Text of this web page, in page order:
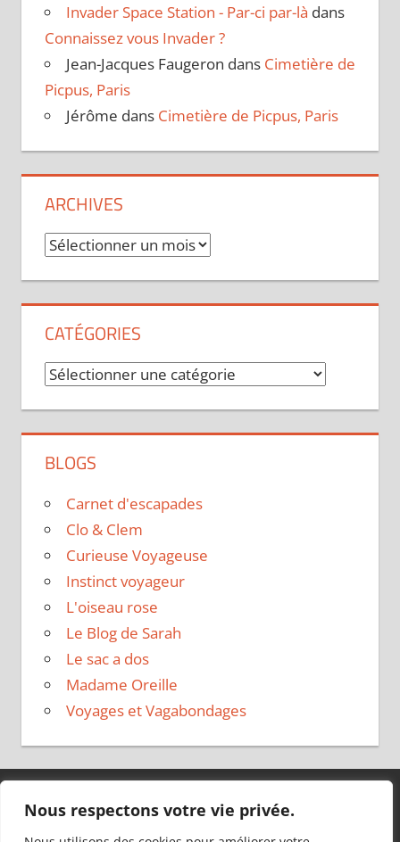
Nous respectons votre vie privée.
Invader Space Station - Par-ci par-là dans
Connaissez vous Invader ?
Jean-Jacques Faugeron dans Cimetière de
Picpus, Paris
Jérôme dans Cimetière de Picpus, Paris
ARCHIVES
Archives
CATÉGORIES
Catégories
BLOGS
Carnet d'escapades
Clo & Clem
Curieuse Voyageuse
Instinct voyageur
L'oiseau rose
Le Blog de Sarah
Le sac a dos
Madame Oreille
Voyages et Vagabondages
Thème WordPress : Tortuga par ThemeZee.